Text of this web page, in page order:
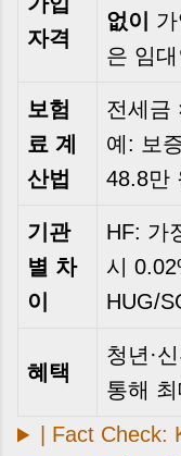
자격
없이
은 임
보험
료 계
산법
전세금
예: 보
48.8만
기관
별 차
이
HF: 가
시
HUG/
혜택
청년·
통해
| Fact